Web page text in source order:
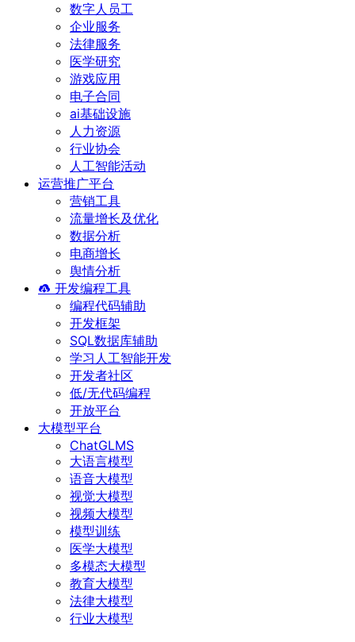
数字人员工
企业服务
法律服务
医学研究
游戏应用
电子合同
ai基础设施
人力资源
行业协会
人工智能活动
运营推广平台
营销工具
流量增长及优化
数据分析
电商增长
舆情分析
开发编程工具
编程代码辅助
开发框架
SQL数据库辅助
学习人工智能开发
开发者社区
低/无代码编程
开放平台
大模型平台
ChatGLMS
大语言模型
语音大模型
视觉大模型
视频大模型
模型训练
医学大模型
多模态大模型
教育大模型
法律大模型
行业大模型